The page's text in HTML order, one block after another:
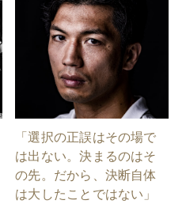
「選択の正誤はその場で
は出ない。決まるのはそ
の先。だから、決断自体
は大したことではない」